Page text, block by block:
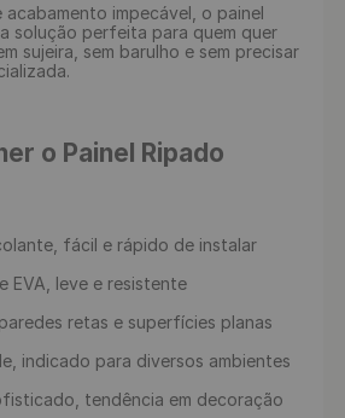
acabamento impecável, o painel
solução perfeita para quem quer
sujeira, sem barulho e sem precisar
o Painel Ripado
fácil e rápido de instalar
EVA, leve e resistente
retas e superfícies planas
indicado para diversos ambientes
tendência em decoração